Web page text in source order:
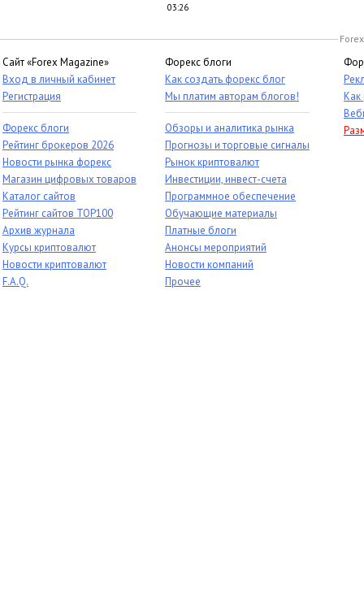
03:26
Сайт «Forex Magazine»
Вход в личный кабинет
Регистрация
Форекс блоги
Рейтинг брокеров 2026
Новости рынка форекс
Магазин цифровых товаров
Каталог сайтов
Рейтинг сайтов TOP100
Архив журнала
Курсы криптовалют
Новости криптовалют
F.A.Q.
Форекс блоги
Как создать форекс блог
Мы платим авторам блогов!
Обзоры и аналитика рынка
Прогнозы и торговые сигналы
Рынок криптовалют
Инвестиции, инвест-счета
Программное обеспечение
Обучающие материалы
Платные блоги
Анонсы мероприятий
Новости компаний
Прочее
Как